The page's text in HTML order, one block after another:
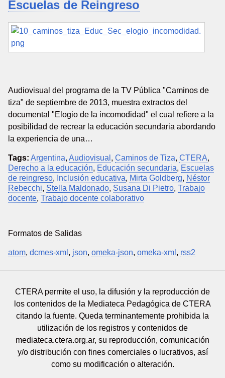
Escuelas de Reingreso
Audiovisual del programa de la TV Pública "Caminos de
tiza" de septiembre de 2013, muestra extractos del
documental "Elogio de la incomodidad" el cual refiere a la
posibilidad de recrear la educación secundaria abordando
la experiencia de una…
Tags: Argentina, Audiovisual , Caminos de Tiza, CTERA,
Derecho a la educación, Educación secundaria, Escuelas
de reingreso, Inclusión educativa, Mirta Goldberg, Néstor
Rebecchi, Stella Maldonado, Susana Di Pietro, Trabajo
docente, Trabajo docente colaborativo
Formatos de Salidas
atom, dcmes-xml , json, omeka-json, omeka-xml , rss2
CTERA permite el uso, la difusión y la reproducción de
los contenidos de la Mediateca Pedagógica de CTERA
citando la fuente. Queda terminantemente prohibida la
utilización de los registros y contenidos de
mediateca.ctera.org.ar, su reproducción, comunicación
y/o distribución con fines comerciales o lucrativos, así
como su modificación o alteración.